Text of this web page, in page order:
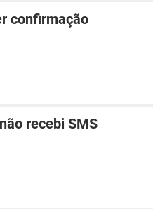
confirmação
recebi SMS